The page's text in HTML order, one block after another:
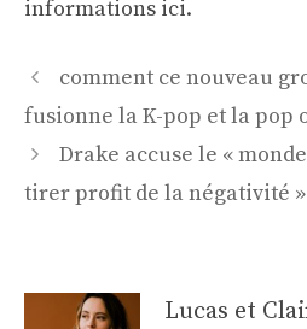
informations ici.
Navigation
des
articles
comment ce nouveau
fusionne la K-pop et la pop
Drake accuse le «
tirer profit de la négativité »
Lucas et